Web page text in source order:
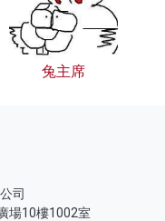
兔主席
司
場10樓1002室